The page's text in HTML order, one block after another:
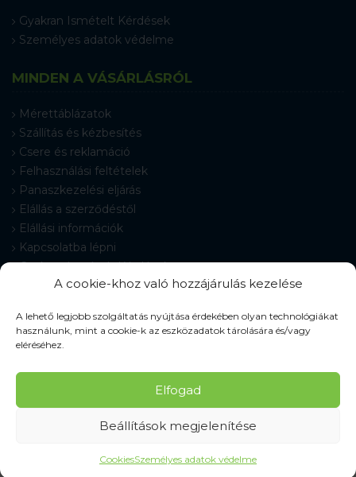
A cookie-khoz való hozzájárulás kezelése
A lehető legjobb szolgáltatás nyújtása érdekében olyan technológiákat
használunk, mint a cookie-k az eszközadatok tárolására és/vagy
eléréséhez.
Elfogad
Beállítások megjelenítése
CookiesSzemélyes adatok védelme
Gyakran Ismételt Kérdések
Személyes adatok védelme
MINDEN A VÁSÁRLÁSRÓL
Mérettáblázatok
Szállítás és kézbesítés
Csere és reklamáció
Felhasználási feltételek
Panaszkezelési eljárás
Elállás a szerződéstől
Elállási információk
Kapcsolatba lépni
Gyakran Ismételt Kérdések
Cookie-beállítások